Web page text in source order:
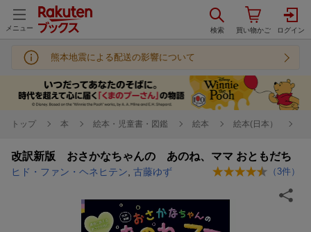
メニュー
熊本地震による配送の影響について
トップ 本 絵本・児童書・図鑑 絵本 絵本(日本）
改訳新版 おさかなちゃんの あのね、ママ おともだち
ヒド・ファン・ヘネヒテン 古藤ゆず （ 3件）